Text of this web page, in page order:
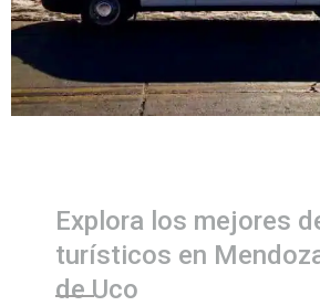
Explora los mejores
turísticos en
de Uco